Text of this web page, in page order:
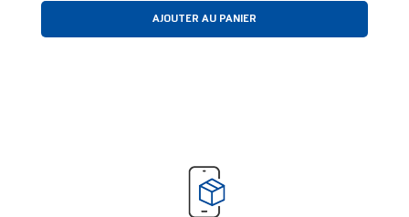
AJOUTER AU PANIER